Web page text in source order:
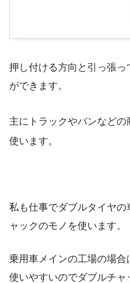
押し付ける方向と引っ張
ができます。
主にトラックやバンなどの
使います。
私も仕事でダブルタイヤ
ャックのモノを使います。
乗用車メインの工場の場
使いやすいのでダブルチ